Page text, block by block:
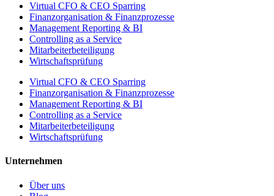
Virtual CFO & CEO Sparring
Finanzorganisation & Finanzprozesse
Management Reporting & BI
Controlling as a Service
Mitarbeiterbeteiligung
Wirtschaftsprüfung
Virtual CFO & CEO Sparring
Finanzorganisation & Finanzprozesse
Management Reporting & BI
Controlling as a Service
Mitarbeiterbeteiligung
Wirtschaftsprüfung
Unternehmen
Über uns